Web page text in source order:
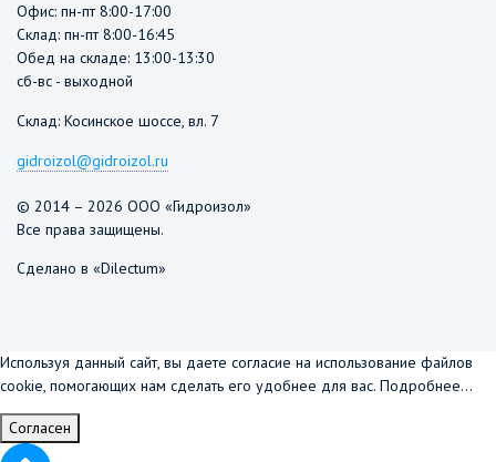
Офис: пн-пт 8:00-17:00
Склад: пн-пт 8:00-16:45
Обед на складе: 13:00-13:30
сб-вс - выходной
Склад: Косинское шоссе, вл. 7
gidroizol@gidroizol.ru
© 2014 – 2026 ООО «Гидроизол»
Все права защищены.
Сделано в «Dilectum»
Используя данный сайт, вы даете согласие на использование файлов
cookie, помогающих нам сделать его удобнее для вас. Подробнее...
Согласен